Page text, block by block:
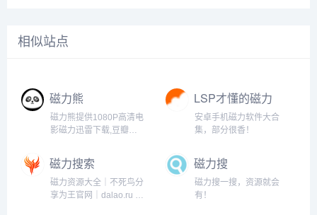
相似站点
磁力熊
磁力熊提供1080P高清电
影磁力迅雷下载,豆瓣
1080P高清磁力下载。
LSP才懂的磁力
工具
安卓手机磁力软件大合
集，部分很香！
磁力搜索
磁力资源大全｜不死鸟分
享为王官网｜dalao.ru 大
磁力搜
磁力搜一搜，资源就会
有！